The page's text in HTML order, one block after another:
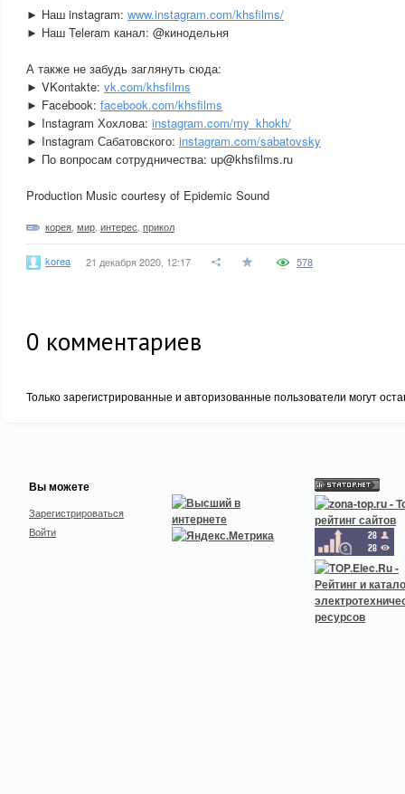
► Наш instagram: www.instagram.com/khsfilms/
► Наш Teleram канал: @кинодельня
А также не забудь заглянуть сюда:
► VKontakte: vk.com/khsfilms
► Facebook: facebook.com/khsfilms
► Instagram Хохлова: instagram.com/my_khokh/
► Instagram Сабатовского: instagram.com/sabatovsky
► По вопросам сотрудничества: up@khsfilms.ru
Production Music courtesy of Epidemic Sound
корея мир интерес прикол
korea 21 декабря 2020, 12:17 578
0 комментариев
Только зарегистрированные и авторизованные пользователи могут
Вы можете
Зарегистрироваться
Войти